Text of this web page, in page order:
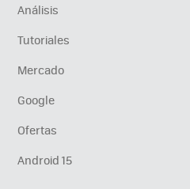
Análisis
Tutoriales
Mercado
Google
Ofertas
Android 15